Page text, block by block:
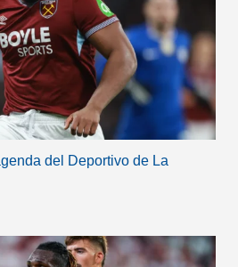
del Deportivo de La